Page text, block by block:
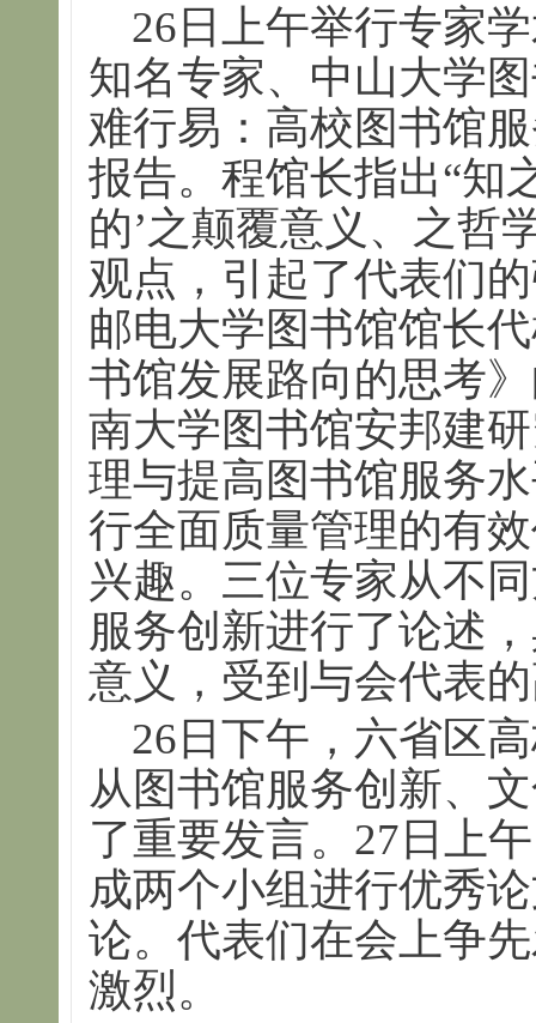
26日上午举行专家
知名专家、中山大学
难行易：高校图书馆
报告。程馆长指出“知
的’之颠覆意义、之哲
观点，引起了代表们
邮电大学图书馆馆长
书馆发展路向的思考
南大学图书馆安邦建
理与提高图书馆服务
行全面质量管理的有
兴趣。三位专家从不
服务创新进行了论述
意义，受到与会代表
26日下午，六省区
从图书馆服务创新、
了重要发言。27日上
成两个小组进行优秀
论。代表们在会上争
激烈。